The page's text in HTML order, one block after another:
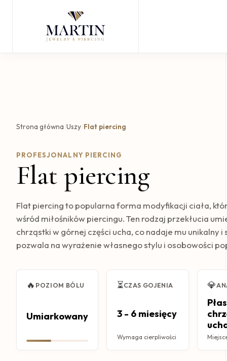
Strona główna Uszy Flat piercing
PROFESJONALNY PIERCING
Flat piercing
Flat piercing to popularna forma modyfikacji ciała,
wśród miłośników piercingu. Ten rodzaj przekłucia
chrząstki w górnej części ucha, co nadaje mu unikalny
pozwala na wyrażenie własnego stylu i osobowości
🔥 POZIOM BÓLU
Umiarkowany
⏳CZAS GOJENIA
3 - 6 miesięcy
Wymaga cierpliwości
💎